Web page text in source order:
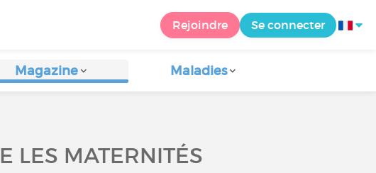
Rejoindre Se connecter
Magazine Maladies
LES MATERNITÉS